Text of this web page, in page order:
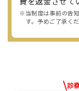
※当制度は事前の告
す。予めご了承くだ
診